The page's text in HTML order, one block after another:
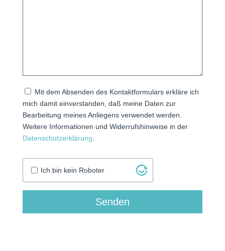
Mit dem Absenden des Kontaktformulars erkläre ich
mich damit einverstanden, daß meine Daten zur
Bearbeitung meines Anliegens verwendet werden.
Weitere Informationen und Widerrufshinweise in der
Datenschutzerklärung
Ich bin kein Roboter